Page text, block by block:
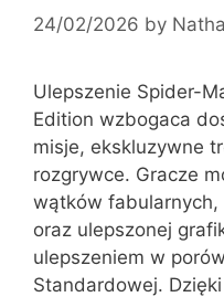
24/02/2026 by
Ulepszenie Spider-
Edition wzbogaca
misje, ekskluzywne
rozgrywce. Gracze
wątków fabularnych,
oraz ulepszonej
ulepszeniem w
Standardowej.